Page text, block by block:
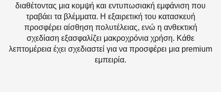
διαθέτοντας μια κομψή και εντυπωσιακή εμφάνιση που
τραβάει τα βλέμματα. Η εξαιρετική του κατασκευή
προσφέρει αίσθηση πολυτέλειας, ενώ η ανθεκτική
σχεδίαση εξασφαλίζει μακροχρόνια χρήση. Κάθε
λεπτομέρεια έχει σχεδιαστεί για να προσφέρει μια premium
εμπειρία.